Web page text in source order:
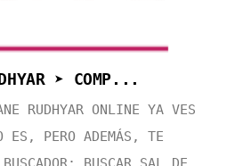
➤ COMP...
RUDHYAR ONLINE YA VES
ES, PERO ADEMÁS, TE